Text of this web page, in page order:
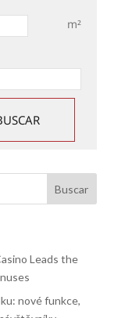
m²
Leads the
nové funkce,